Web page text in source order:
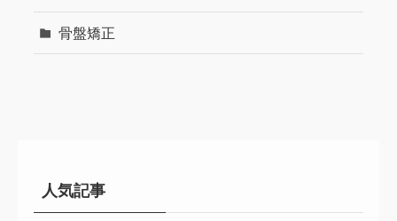
骨盤矯正
人気記事